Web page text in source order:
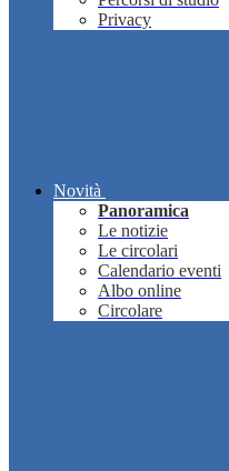
Privacy
Novità
Panoramica
Le notizie
Le circolari
Calendario eventi
Albo online
Circolare